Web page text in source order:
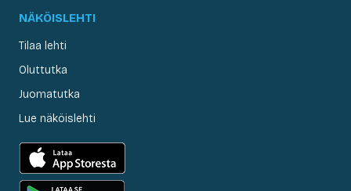
NÄKÖISLEHTI
Tilaa lehti
Oluttutka
Juomatutka
Lue näköislehti